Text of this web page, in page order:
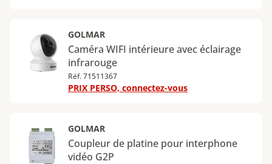
GOLMAR
Caméra WIFI intérieure avec éclairage
infrarouge
Réf. 71511367
PRIX PERSO, connectez-vous
GOLMAR
Coupleur de platine pour interphone
vidéo G2P